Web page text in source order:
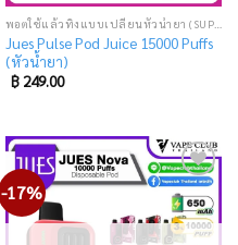
Jues Pulse Pod Juice 15000 Puffs
(หัวน้ำยา)
฿249.00
-17%
Add
to
wishlist